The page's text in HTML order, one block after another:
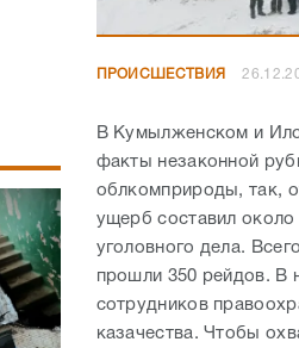
ПРОИСШЕСТВИЯ
В Кумылженском и
факты незаконной
облкомприроды, так,
ущерб составил
уголовного дела.
прошли 350 рейдов. В
сотрудников
казачества. Чтобы